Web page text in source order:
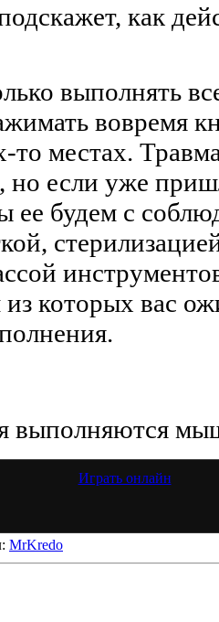
как
выполнять
вовремя
местах.
но если уже
ее будем с
которых вас
выполняются
Играть онлайн
: MrKredo